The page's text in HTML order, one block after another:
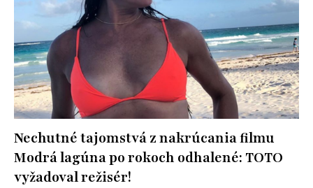
Nechutné tajomstvá z nakrúcania filmu
Modrá lagúna po rokoch odhalené: TOTO
vyžadoval režisér!